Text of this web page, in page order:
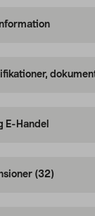
E-Handel
(32)